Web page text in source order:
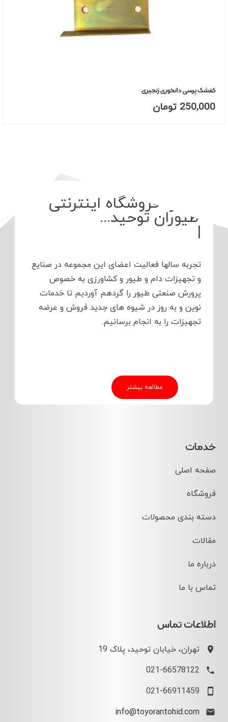
کفشک پرسی دانخوری زنجیری
250,000 تومان
درباره فروشگاه اینترنتی
طیور
|
تجربه سالها فعالیت اعضای این مجموعه در صنایع
و تجهیزات دام و طیور و کشاورزی به خصوص
پرورش صنعتی طیور را گردهم آوردیم تا خدمات
نوین و به روز در شیوه های جدید فروش و عرضه
تجهیزات را به انجام برسانیم.
مطالعه بیشتر
خدمات
صفحه اصلی
فروشگاه
دسته بندی محصولات
مقالات
درباره ما
تماس با ما
اطلاعات تماس
تهران، خیابان توحید، پلاک 19
021-66578122
021-66911459
info@toyorantohid.com